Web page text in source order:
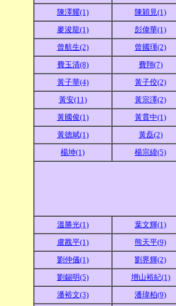
陳澤耀(1)
陳穎見(1)
麥浚龍(1)
彭偉華(1)
曾航生(2)
曾國琿(2)
費玉清(8)
費翔(7)
黃子華(4)
黃子佼(2)
黃安(11)
黃宗澤(2)
黃國俊(1)
黃貫中(1)
黃德斌(1)
黃磊(2)
楊坤(1)
楊宗緯(5)
溫勝光(1) 葉文輝(1)
虞戡平(1)
熊天平(9)
劉仲儀(1)
劉界輝(2)
劉錫明(5)
增山裕紀(1)
潘裕文(3)
潘瑋柏(9)